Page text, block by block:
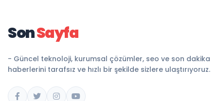
SonSayfa
- Güncel teknoloji, kurumsal çözümler, seo ve son dakika
haberlerini tarafsız ve hızlı bir şekilde sizlere ulaştırıyoruz.